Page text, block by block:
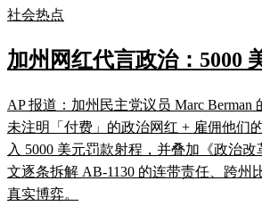
社会热点
加州网红代言政治：5000
AP 报道：加州民主党议员 Marc Berman
未注明「付费」的政治网红 + 雇佣他们
入 5000 美元罚款射程，并叠加《政治
文逐条拆解 AB-1130 的连带责任、跨州
真实博弈。